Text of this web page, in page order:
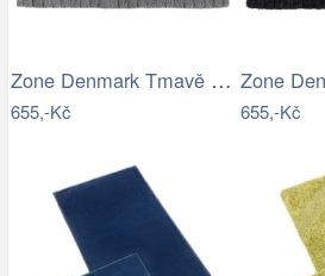
Zone Denmark Tmavě šedá bavlněná…
655,-Kč 655,-Kč